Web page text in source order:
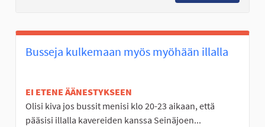
Busseja kulkemaan myös myöhään illalla
EI ETENE ÄÄNESTYKSEEN
Olisi kiva jos bussit menisi klo 20-23 aikaan, että
pääsisi illalla kavereiden kanssa Seinäjoen...